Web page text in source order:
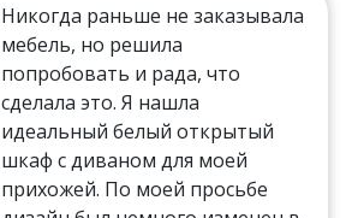
Никогда раньше не заказывала
мебель, но решила
попробовать и рада, что
сделала это. Я нашла
идеальный белый открытый
шкаф с диваном для моей
прихожей. По моей просьбе